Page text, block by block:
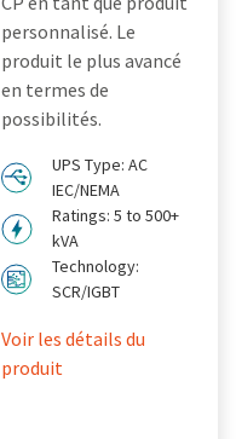
personnalisé. Le
produit le plus avancé
en termes de
possibilités.
UPS Type: AC
IEC/NEMA
Ratings: 5 to 500+
kVA
Technology:
SCR/IGBT
Voir les détails du
produit